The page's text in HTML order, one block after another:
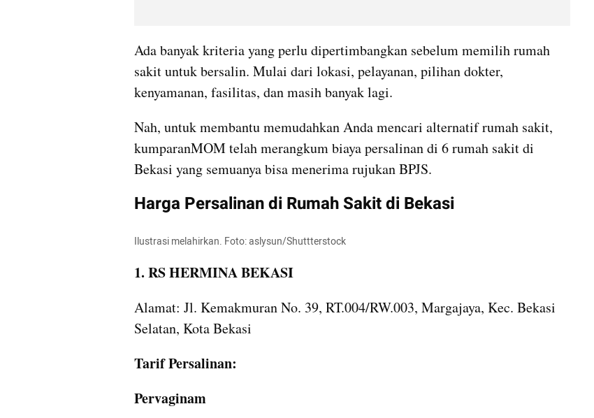
Ada banyak kriteria yang perlu dipertimbangkan sebelum memilih rumah
sakit untuk bersalin. Mulai dari lokasi, pelayanan, pilihan dokter,
kenyamanan, fasilitas, dan masih banyak lagi.
Nah, untuk membantu memudahkan Anda mencari alternatif rumah sakit,
kumparanMOM telah merangkum biaya persalinan di 6 rumah sakit di
Bekasi yang semuanya bisa menerima rujukan BPJS.
Harga Persalinan di Rumah Sakit di Bekasi
Ilustrasi melahirkan. Foto: aslysun/Shuttterstock
1. RS HERMINA BEKASI
Alamat: Jl. Kemakmuran No. 39, RT.004/RW.003, Margajaya, Kec. Bekasi
Selatan, Kota Bekasi
Tarif Persalinan:
Pervaginam